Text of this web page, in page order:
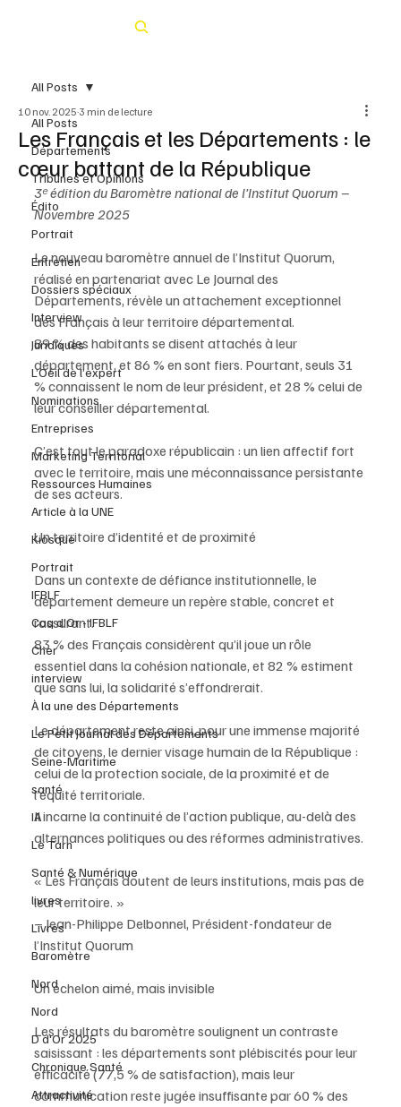
All Posts
Départements
Tribunes et Opinions
Édito
Portrait
Entretien
Dossiers spéciaux
Interview
Juridiques
L’Oeil de l’expert
Nominations
Entreprises
Marketing Territorial
Ressources Humaines
Article à la UNE
Kiosque
Portrait
IFBLF
Coq d'Or - IFBLF
Cher
interview
À la une des Départements
Le Petit Journal des Départements
Seine-Maritime
santé
IA
Le Tarn
Santé & Numérique
livres
Livres
Baromètre
Nord
Nord
D d'Or 2025
Chronique Santé
Attractivité
All Posts
Les Français et les Départements : le
cœur battant de la République
10 nov. 2025 3 min de lecture
3ᵉ édition du Baromètre national de l’Institut Quorum –
Novembre 2025
Le nouveau baromètre annuel de l’Institut Quorum,
réalisé en partenariat avec Le Journal des
Départements, révèle un attachement exceptionnel
des Français à leur territoire départemental.
89 % des habitants se disent attachés à leur
département, et 86 % en sont fiers. Pourtant, seuls 31
% connaissent le nom de leur président, et 28 % celui de
leur conseiller départemental.
C’est tout le paradoxe républicain : un lien affectif fort
avec le territoire, mais une méconnaissance persistante
de ses acteurs.
Un territoire d’identité et de proximité
Dans un contexte de défiance institutionnelle, le
département demeure un repère stable, concret et
rassurant.
83 % des Français considèrent qu’il joue un rôle
essentiel dans la cohésion nationale, et 82 % estiment
que sans lui, la solidarité s’effondrerait.
Le département reste ainsi, pour une immense majorité
de citoyens, le dernier visage humain de la République :
celui de la protection sociale, de la proximité et de
l’équité territoriale.
Il incarne la continuité de l’action publique, au-delà des
alternances politiques ou des réformes administratives.
« Les Français doutent de leurs institutions, mais pas de
leur territoire. »
– Jean-Philippe Delbonnel, Président-fondateur de
l’Institut Quorum
Un échelon aimé, mais invisible
Les résultats du baromètre soulignent un contraste
saisissant : les départements sont plébiscités pour leur
efficacité (77,5 % de satisfaction), mais leur
communication reste jugée insuffisante par 60 % des